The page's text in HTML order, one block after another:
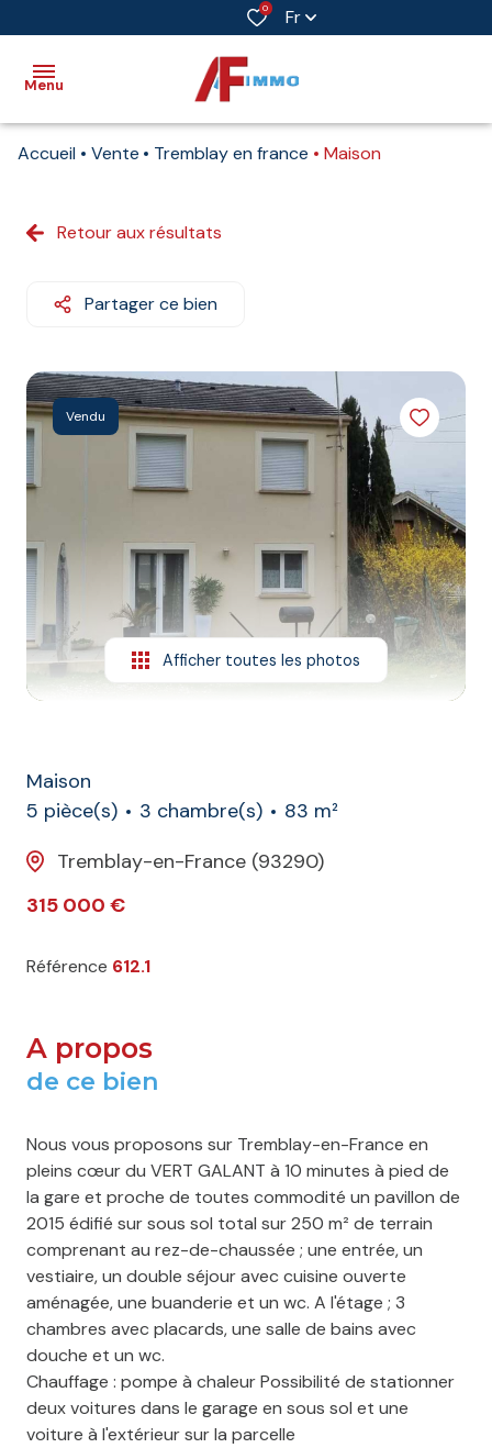
0 Fr
Menu
Vente
professionnel
vendus
Immobilier
neuf
Estimation
Contact
Accueil Vente Tremblay en france Maison
Retour aux résultats
Partager ce bien
Vendu
Afficher toutes les photos
Maison
5 pièce(s)
3 chambre(s)
83 m²
Tremblay-en-France (93290)
315 000 €
Référence 612.1
A propos
de ce bien
Nous vous proposons sur Tremblay-en-France en
pleins cœur du VERT GALANT à 10 minutes à pied de
la gare et proche de toutes commodité un pavillon de
2015 édifié sur sous sol total sur 250 m² de terrain
comprenant au rez-de-chaussée ; une entrée, un
vestiaire, un double séjour avec cuisine ouverte
aménagée, une buanderie et un wc. A l'étage ; 3
chambres avec placards, une salle de bains avec
douche et un wc.
Chauffage : pompe à chaleur Possibilité de stationner
deux voitures dans le garage en sous sol et une
voiture à l'extérieur sur la parcelle